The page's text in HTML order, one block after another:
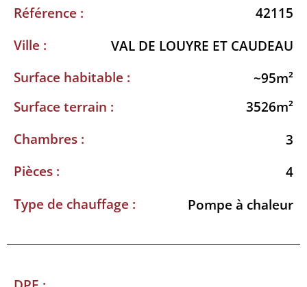
Référence :
42115
Ville :
VAL DE LOUYRE ET CAUDEAU
Surface habitable :
~95m²
Surface terrain :
3526m²
Chambres :
3
Pièces :
4
Type de chauffage :
Pompe à chaleur